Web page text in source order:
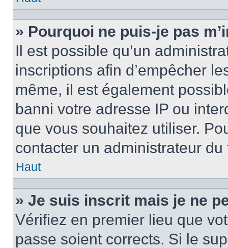
» Pourquoi ne puis-je pas
Il est possible qu’un
inscriptions afin d’empêcher
même, il est également
banni votre adresse IP ou
que vous souhaitez utiliser.
contacter un administrateur du
Haut
» Je suis inscrit mais je ne
Vérifiez en premier lieu que
passe soient corrects. Si le